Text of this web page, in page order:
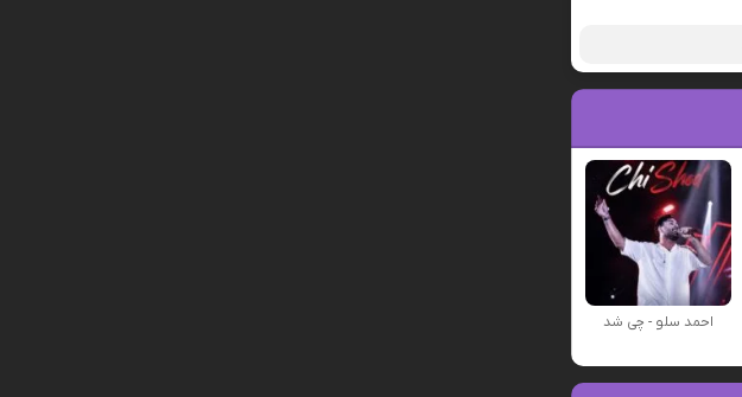
احمد سلو - چی شد